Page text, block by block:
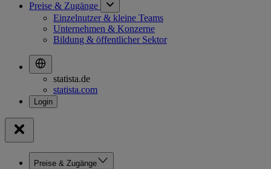
Preise & Zugänge
Einzelnutzer & kleine Teams
Unternehmen & Konzerne
Bildung & öffentlicher Sektor
statista.de
statista.com
Preise & Zugänge